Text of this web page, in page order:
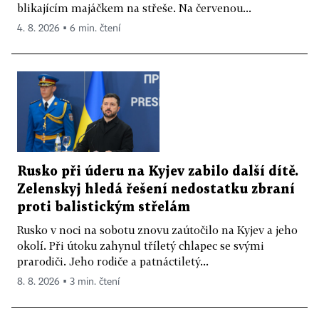
blikajícím majáčkem na střeše. Na červenou...
4. 8. 2026 ▪ 6 min. čtení
Rusko při úderu na Kyjev zabilo další dítě.
Zelenskyj hledá řešení nedostatku zbraní
proti balistickým střelám
Rusko v noci na sobotu znovu zaútočilo na Kyjev a jeho
okolí. Při útoku zahynul tříletý chlapec se svými
prarodiči. Jeho rodiče a patnáctiletý...
8. 8. 2026 ▪ 3 min. čtení